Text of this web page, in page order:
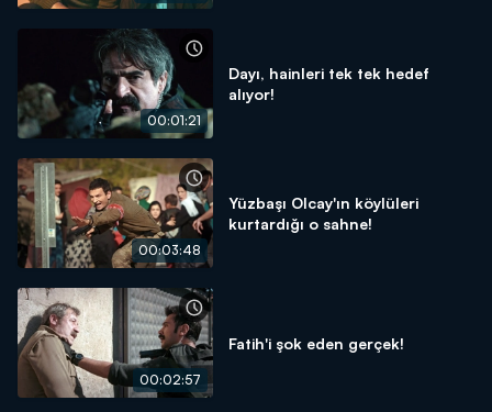
00:01:21
Dayı, hainleri tek tek hedef
alıyor!
00:03:48
Yüzbaşı Olcay'ın köylüleri
kurtardığı o sahne!
00:02:57
Fatih'i şok eden gerçek!